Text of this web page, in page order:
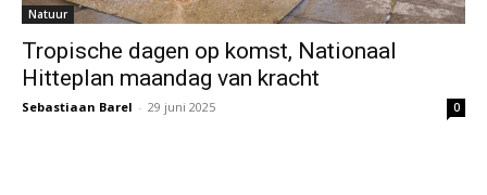
Natuur
Tropische dagen op komst, Nationaal
Hitteplan maandag van kracht
Sebastiaan Barel - 29 juni 2025 0